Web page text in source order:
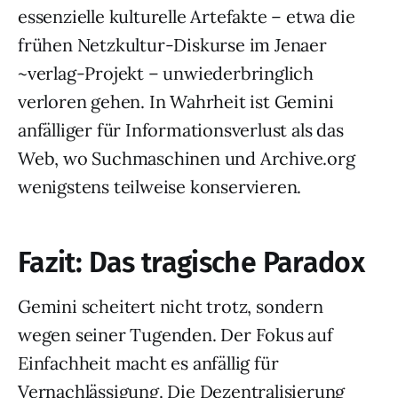
essenzielle kulturelle Artefakte – etwa die
frühen Netzkultur-Diskurse im Jenaer
~verlag-Projekt – unwiederbringlich
verloren gehen. In Wahrheit ist Gemini
anfälliger für Informationsverlust als das
Web, wo Suchmaschinen und Archive.org
wenigstens teilweise konservieren.
Fazit: Das tragische Paradox
Gemini scheitert nicht trotz, sondern
wegen seiner Tugenden. Der Fokus auf
Einfachheit macht es anfällig für
Vernachlässigung. Die Dezentralisierung